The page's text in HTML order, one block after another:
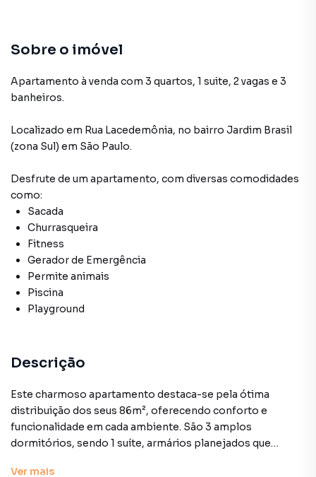
Sobre o imóvel
Apartamento à venda com 3 quartos, 1 suite, 2 vagas e 3
banheiros.
Localizado em Rua Lacedemônia, no bairro Jardim Brasil
(zona Sul) em São Paulo.
Desfrute de um apartamento, com diversas comodidades
como:
Sacada
Churrasqueira
Fitness
Gerador de Emergência
Permite animais
Piscina
Playground
Descrição
Este charmoso apartamento destaca-se pela ótima
distribuição dos seus 86m², oferecendo conforto e
funcionalidade em cada ambiente. São 3 amplos
dormitórios, sendo 1 suíte, armários planejados que
Ver mais